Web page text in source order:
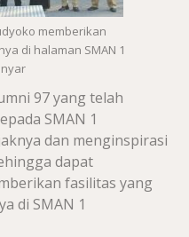
memberikan
di halaman SMAN 1
97 yang telah
SMAN 1
dan menginspirasi
dapat
fasilitas yang
di SMAN 1